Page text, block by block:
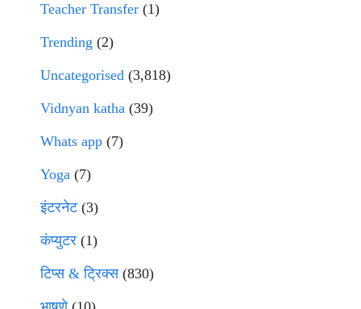
Teacher Transfer (1)
Trending (2)
Uncategorised (3,818)
Vidnyan katha (39)
Whats app (7)
Yoga (7)
इंटरनेट(3)
कंप्युटर (1)
टिप्स & ट्रिक्स(830)